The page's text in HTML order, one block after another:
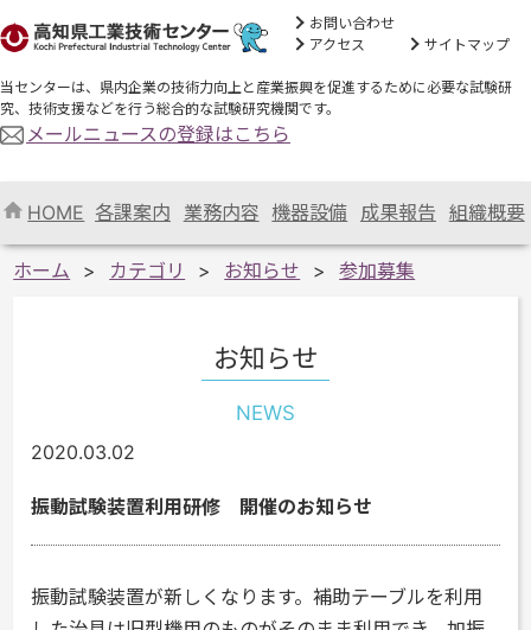
お問い合わせ
アクセス
サイトマップ
当センターは、県内企業の技術力向上と産業振興を促進するために必要な試験研
究、技術支援などを行う総合的な試験研究機関です。
メールニュースの登録はこちら
HOME 各課案内 業務内容 機器設備 成果報告 組織概要
ホーム カテゴリ お知らせ 参加募集
お知らせ
NEWS
2020.03.02
振動試験装置利用研修 開催のお知らせ
振動試験装置が新しくなります。補助テーブルを利用